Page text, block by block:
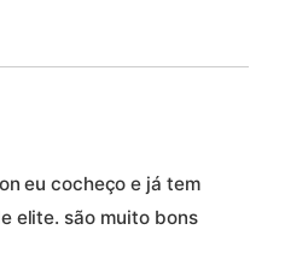
eu cocheço e já tem
elite. são muito bons